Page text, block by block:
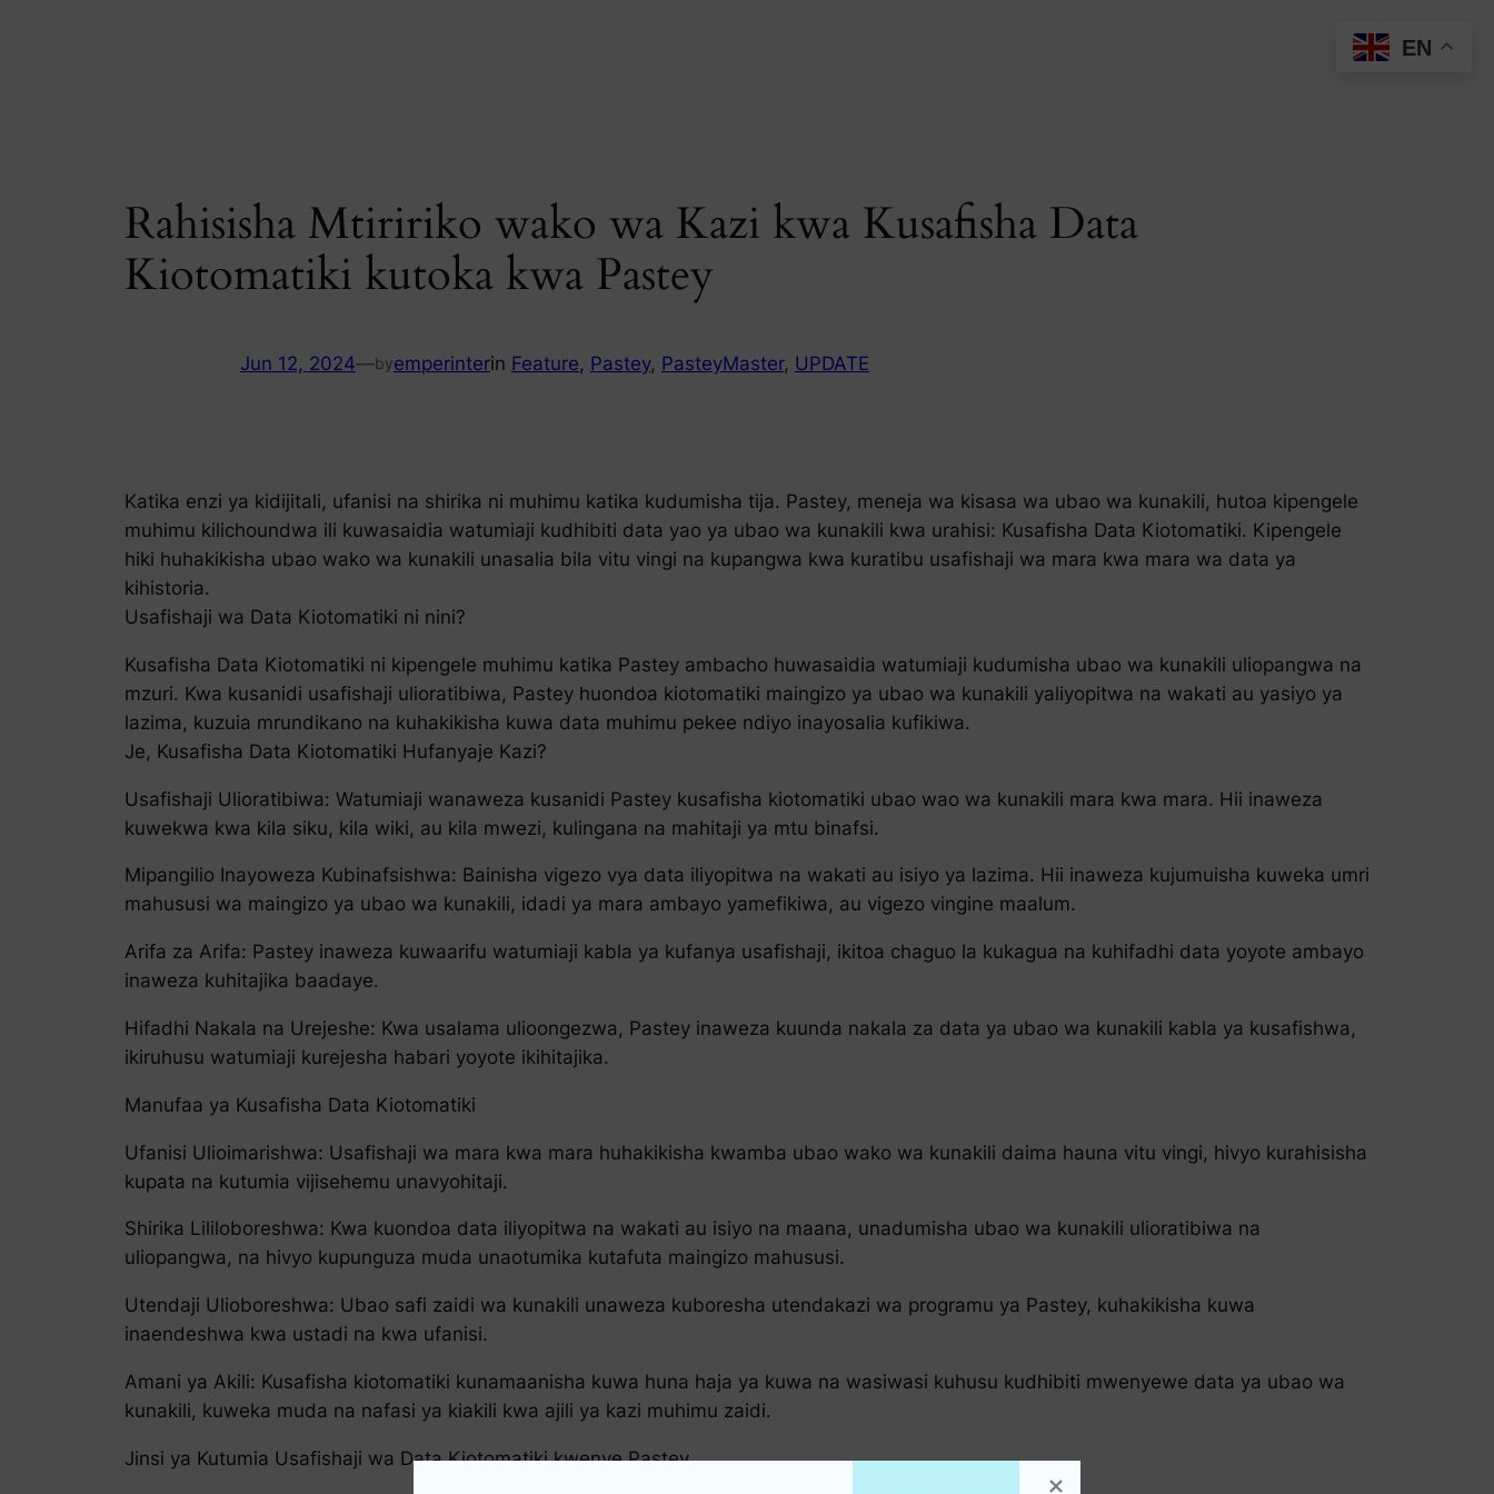
Rahisisha Mtiririko wako wa Kazi kwa Kusafisha Data
Kiotomatiki kutoka kwa Pastey
Jun 12, 2024—byemperinterin Feature, Pastey, PasteyMaster, UPDATE
Katika enzi ya kidijitali, ufanisi na shirika ni muhimu katika kudumisha tija. Pastey, meneja wa kisasa wa ubao wa kunakili, hutoa kipengele
muhimu kilichoundwa ili kuwasaidia watumiaji kudhibiti data yao ya ubao wa kunakili kwa urahisi: Kusafisha Data Kiotomatiki. Kipengele
hiki huhakikisha ubao wako wa kunakili unasalia bila vitu vingi na kupangwa kwa kuratibu usafishaji wa mara kwa mara wa data ya
kihistoria.
Usafishaji wa Data Kiotomatiki ni nini?
Kusafisha Data Kiotomatiki ni kipengele muhimu katika Pastey ambacho huwasaidia watumiaji kudumisha ubao wa kunakili uliopangwa na
mzuri. Kwa kusanidi usafishaji ulioratibiwa, Pastey huondoa kiotomatiki maingizo ya ubao wa kunakili yaliyopitwa na wakati au yasiyo ya
lazima, kuzuia mrundikano na kuhakikisha kuwa data muhimu pekee ndiyo inayosalia kufikiwa.
Je, Kusafisha Data Kiotomatiki Hufanyaje Kazi?
Usafishaji Ulioratibiwa: Watumiaji wanaweza kusanidi Pastey kusafisha kiotomatiki ubao wao wa kunakili mara kwa mara. Hii inaweza
kuwekwa kwa kila siku, kila wiki, au kila mwezi, kulingana na mahitaji ya mtu binafsi.
Mipangilio Inayoweza Kubinafsishwa: Bainisha vigezo vya data iliyopitwa na wakati au isiyo ya lazima. Hii inaweza kujumuisha kuweka umri
mahususi wa maingizo ya ubao wa kunakili, idadi ya mara ambayo yamefikiwa, au vigezo vingine maalum.
Arifa za Arifa: Pastey inaweza kuwaarifu watumiaji kabla ya kufanya usafishaji, ikitoa chaguo la kukagua na kuhifadhi data yoyote ambayo
inaweza kuhitajika baadaye.
Hifadhi Nakala na Urejeshe: Kwa usalama ulioongezwa, Pastey inaweza kuunda nakala za data ya ubao wa kunakili kabla ya kusafishwa,
ikiruhusu watumiaji kurejesha habari yoyote ikihitajika.
Manufaa ya Kusafisha Data Kiotomatiki
Ufanisi Ulioimarishwa: Usafishaji wa mara kwa mara huhakikisha kwamba ubao wako wa kunakili daima hauna vitu vingi, hivyo kurahisisha
kupata na kutumia vijisehemu unavyohitaji.
Shirika Lililoboreshwa: Kwa kuondoa data iliyopitwa na wakati au isiyo na maana, unadumisha ubao wa kunakili ulioratibiwa na
uliopangwa, na hivyo kupunguza muda unaotumika kutafuta maingizo mahususi.
Utendaji Ulioboreshwa: Ubao safi zaidi wa kunakili unaweza kuboresha utendakazi wa programu ya Pastey, kuhakikisha kuwa
inaendeshwa kwa ustadi na kwa ufanisi.
Amani ya Akili: Kusafisha kiotomatiki kunamaanisha kuwa huna haja ya kuwa na wasiwasi kuhusu kudhibiti mwenyewe data ya ubao wa
kunakili, kuweka muda na nafasi ya kiakili kwa ajili ya kazi muhimu zaidi.
Jinsi ya Kutumia Usafishaji wa Data Kiotomatiki kwenye Pastey
EN